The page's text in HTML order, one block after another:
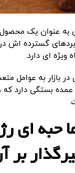
به عنوان یک محصول
گسترده اش
ویژه ای دارد.
بازار به عوامل
بستگی دارد که
حبه ای
بر